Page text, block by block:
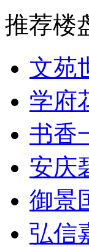
推荐楼
文苑
学府
书香
安庆
御景
弘信